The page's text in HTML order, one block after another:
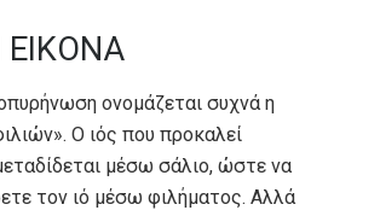
ΕΙΚΟΝΑ
ονομάζεται συχνά η
Ο ιός που προκαλεί
μέσω σάλιο, ώστε να
τον ιό μέσω φιλήματος. Αλλά